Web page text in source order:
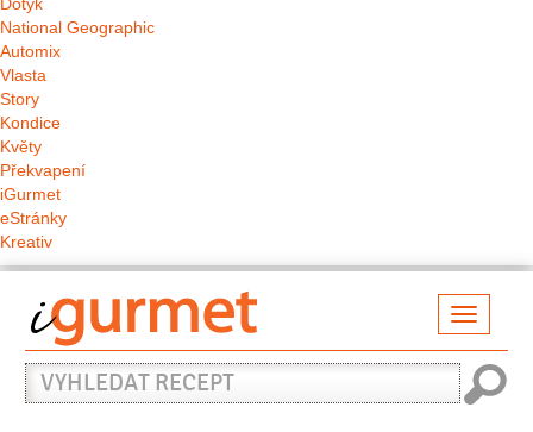
National Geographic
Automix
Vlasta
Story
Kondice
Květy
Překvapení
iGurmet
eStránky
Kreativ
Vyhledat
recept